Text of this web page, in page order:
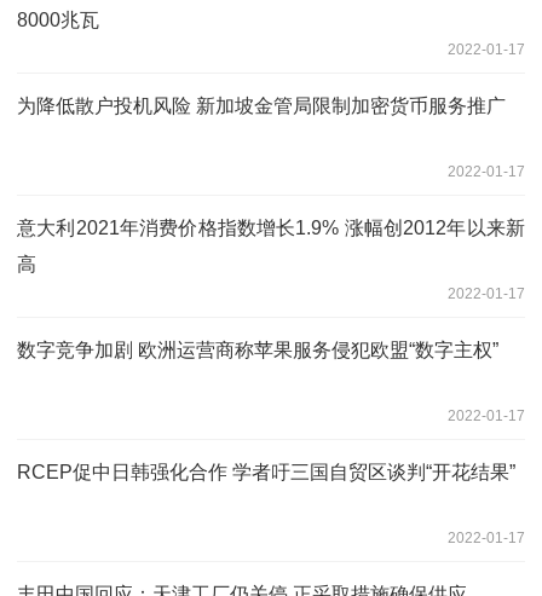
8000兆瓦
2022-01-17
为降低散户投机风险 新加坡金管局限制加密货币服务推广
2022-01-17
意大利2021年消费价格指数增长1.9% 涨幅创2012年以来新
高
2022-01-17
数字竞争加剧 欧洲运营商称苹果服务侵犯欧盟“数字主权”
2022-01-17
RCEP促中日韩强化合作 学者吁三国自贸区谈判“开花结果”
2022-01-17